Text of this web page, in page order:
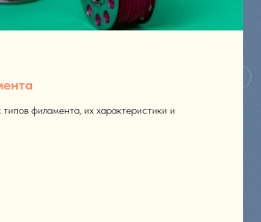
филамента, их характеристики и